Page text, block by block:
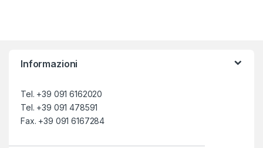
Informazioni
Tel. +39 091 6162020
Tel. +39 091 478591
Fax. +39 091 6167284